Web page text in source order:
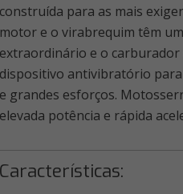
construída para as mais
motor e o virabrequim têm
extraordinário e o carburador
dispositivo antivibratório
e grandes esforços.
elevada potência e rápida
Características: